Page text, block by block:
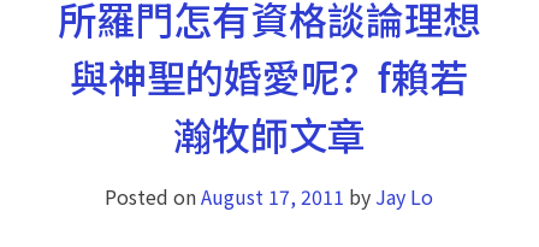
所羅門怎有資格談論理想
與神聖的婚愛呢？f賴若
瀚牧師文章
Posted onAugust 17, 2011 by Jay Lo